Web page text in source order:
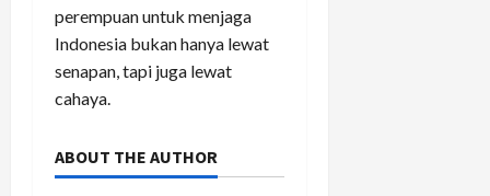
perempuan untuk menjaga
Indonesia bukan hanya lewat
senapan, tapi juga lewat
cahaya.
ABOUT THE AUTHOR